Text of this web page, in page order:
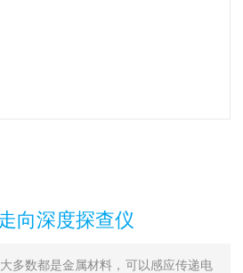
向深度探查仪
多数都是金属材料，可以感应传递电